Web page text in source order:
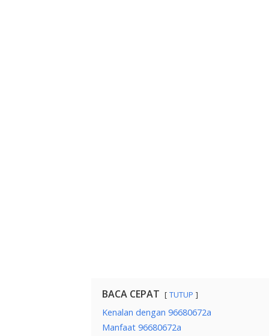
BACA CEPAT TUTUP
Kenalan dengan 96680672a
Manfaat 96680672a